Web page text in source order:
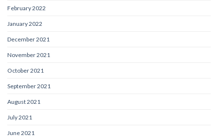
February 2022
January 2022
December 2021
November 2021
October 2021
September 2021
August 2021
July 2021
June 2021